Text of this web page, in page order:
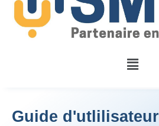
Menu
Guide d'utlilisateur